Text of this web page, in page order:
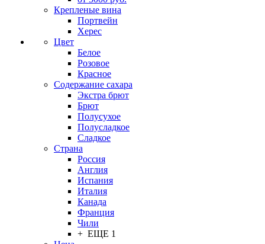
Крепленые вина
Портвейн
Херес
Цвет
Белое
Розовое
Красное
Содержание сахара
Экстра брют
Брют
Полусухое
Полусладкое
Сладкое
Страна
Россия
Англия
Испания
Италия
Канада
Франция
Чили
+ ЕЩЕ 1